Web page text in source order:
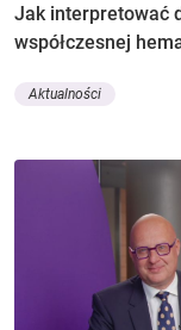
Jak interpretować
współczesnej
Aktualności